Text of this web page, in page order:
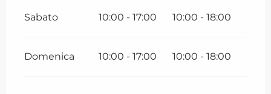
Sabato 10:00 - 17:00 10:00 - 18:00
Domenica 10:00 - 17:00 10:00 - 18:00